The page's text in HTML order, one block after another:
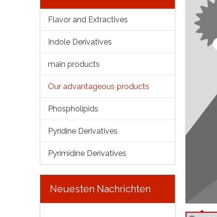
Flavor and Extractives
Indole Derivatives
main products
Our advantageous products
Phospholipids
Pyridine Derivatives
Pyrimidine Derivatives
Neuesten Nachrichten